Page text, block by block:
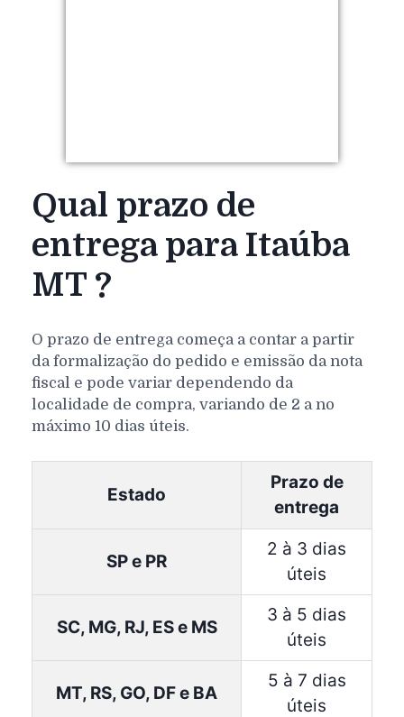
Qual prazo de
entrega para Itaúba
MT ?
O prazo de entrega começa a contar a partir
da formalização do pedido e emissão da nota
fiscal e pode variar dependendo da
localidade de compra, variando de 2 a no
máximo 10 dias úteis.
Estado
Prazo de
entrega
SP e PR
2 à 3 dias
úteis
SC, MG, RJ, ES e MS
3 à 5 dias
úteis
MT, RS, GO, DF e BA
5 à 7 dias
úteis